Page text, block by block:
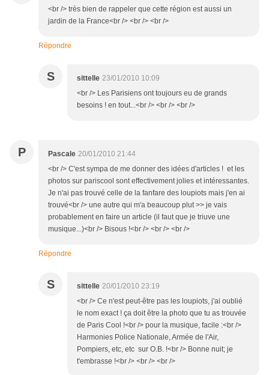
<br /> très bien de rappeler que cette région est aussi un
jardin de la France<br /> <br /> <br />
Répondre
S sittelle 23/01/2010 10:09
<br /> Les Parisiens ont toujours eu de grands
besoins ! en tout...<br /> <br /> <br />
P Pascale 20/01/2010 21:44
<br /> C'est sympa de me donner des idées d'articles ! et les
photos sur pariscool sont effectivement jolies et intéressantes.
Je n'ai pas trouvé celle de la fanfare des loupiots mais j'en ai
trouvé<br /> une autre qui m'a beaucoup plut >> je vais
probablement en faire un article (il faut que je triuve une
musique...)<br /> Bisous !<br /> <br /> <br />
Répondre
S sittelle 20/01/2010 23:19
<br /> Ce n'est peut-être pas les loupiots, j'ai oublié
le nom exact ! ça doit être la photo que tu as trouvée
de Paris Cool !<br /> pour la musique, facile :<br />
Harmonies Police Nationale, Armée de l'Air,
Pompiers, etc, etc sur O.B. !<br /> Bonne nuit; je
t'embrasse !<br /> <br /> <br />